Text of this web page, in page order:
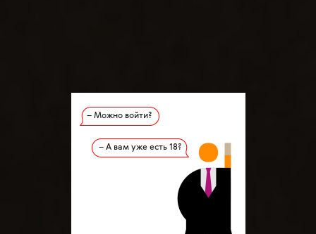
– Можно войти?
– А вам уже есть 18?